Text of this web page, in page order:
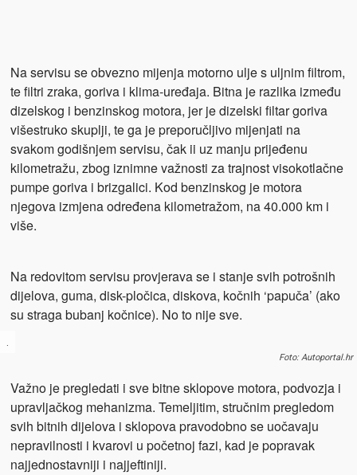
Na servisu se obvezno mijenja motorno ulje s uljnim filtrom,
te filtri zraka, goriva i klima-uređaja. Bitna je razlika između
dizelskog i benzinskog motora, jer je dizelski filtar goriva
višestruko skuplji, te ga je preporučljivo mijenjati na
svakom godišnjem servisu, čak ii uz manju prijeđenu
kilometražu, zbog iznimne važnosti za trajnost visokotlačne
pumpe goriva i brizgalici. Kod benzinskog je motora
njegova izmjena određena kilometražom, na 40.000 km i
više.
Na redovitom servisu provjerava se i stanje svih potrošnih
dijelova, guma, disk-pločica, diskova, kočnih ‘papuča’ (ako
su straga bubanj kočnice). No to nije sve.
.
Foto: Autoportal.hr
Važno je pregledati i sve bitne sklopove motora, podvozja i
upravljačkog mehanizma. Temeljitim, stručnim pregledom
svih bitnih dijelova i sklopova pravodobno se uočavaju
nepravilnosti i kvarovi u početnoj fazi, kad je popravak
najjednostavniji i najjeftiniji.